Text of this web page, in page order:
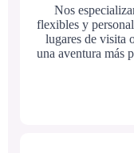
Nos
flexibles y
lugares de visita
una aventura más